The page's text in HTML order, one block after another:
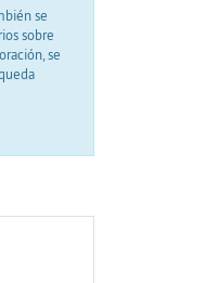
se
sobre
se